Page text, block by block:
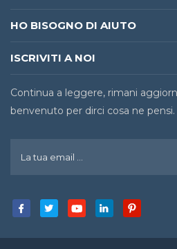
HO BISOGNO DI AIUTO
ISCRIVITI A NOI
Continua a leggere, rimani
benvenuto per dirci cosa ne pensi.